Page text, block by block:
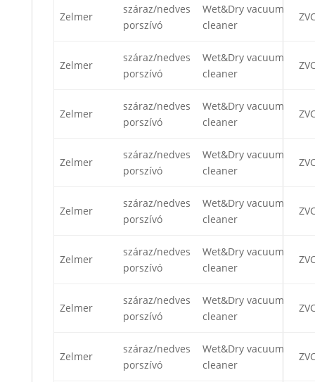
Zelmer
száraz/nedves
porszívó
Wet&Dry vacuum
cleaner
Zelmer
száraz/nedves
porszívó
Wet&Dry vacuum
cleaner
Zelmer
száraz/nedves
porszívó
Wet&Dry vacuum
cleaner
Zelmer
száraz/nedves
porszívó
Wet&Dry vacuum
cleaner
Zelmer
száraz/nedves
porszívó
Wet&Dry vacuum
cleaner
Zelmer
száraz/nedves
porszívó
Wet&Dry vacuum
cleaner
Zelmer
száraz/nedves
porszívó
Wet&Dry vacuum
cleaner
Zelmer
száraz/nedves
porszívó
Wet&Dry vacuum
cleaner